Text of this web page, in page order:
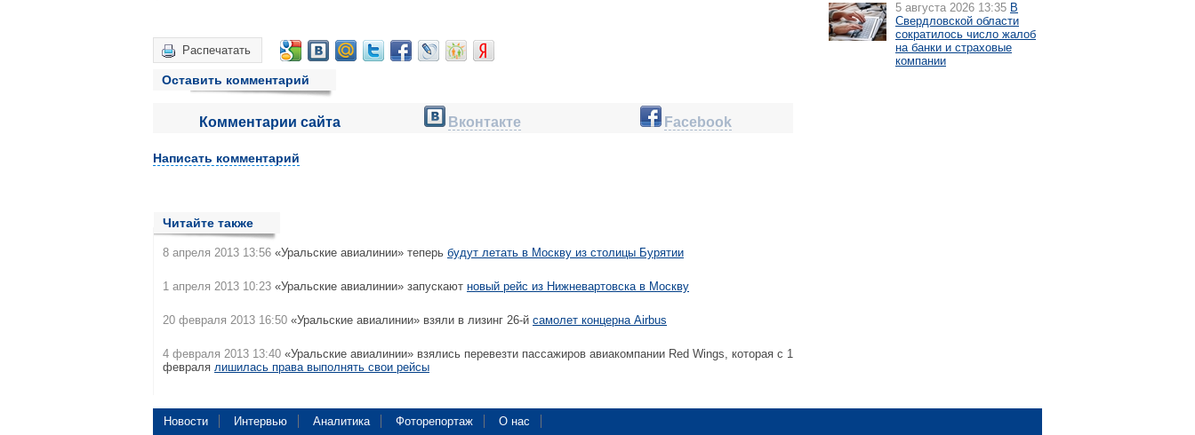
Распечатать
Оставить комментарий
Комментарии сайта Вконтакте Facebook
Написать комментарий
Читайте также
8 апреля 2013 13:56 «Уральские авиалинии» теперь будут летать в Москву из столицы Бурятии
1 апреля 2013 10:23 «Уральские авиалинии» запускают новый рейс из Нижневартовска в Москву
20 февраля 2013 16:50 «Уральские авиалинии» взяли в лизинг 26-й самолет концерна Airbus
4 февраля 2013 13:40 «Уральские авиалинии» взялись перевезти пассажиров авиакомпании Red Wings, которая с 1
февраля лишилась права выполнять свои рейсы
5 августа 2026 13:35 В
Свердловской области
сократилось число жалоб
на банки и страховые
компании
Новости Интервью Аналитика Фоторепортаж О нас